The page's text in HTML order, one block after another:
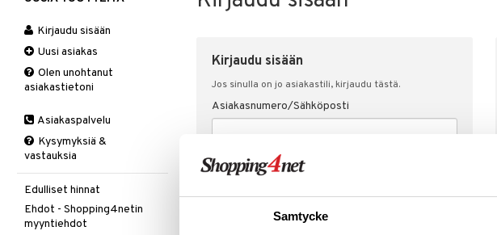
Samtycke
Kirjaudu sisään
Jos sinulla on jo asiakastili, kirjaudu tästä.
Asiakasnumero/Sähköposti
Salasana
Kirjaudu sisään
Uusi asiakas
Olen unohtanut
asiakastietoni
Asiakaspalvelu
Kysymyksiä &
vastauksia
Edulliset hinnat
Ehdot - Shopping4netin
myyntiehdot